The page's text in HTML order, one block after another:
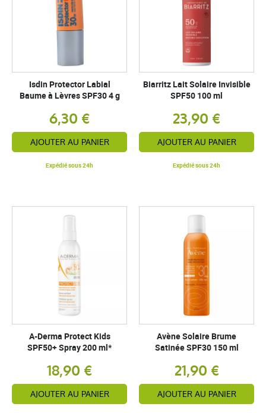
Isdin Protector Labial
Baume à Lèvres SPF30 4 g
6,30 €
AJOUTER AU PANIER
Expédié sous 24h
Biarritz Lait Solaire Invisible
SPF50 100 ml
23,90 €
AJOUTER AU PANIER
Expédié sous 24h
A-Derma Protect Kids
SPF50+ Spray 200 ml*
18,90 €
AJOUTER AU PANIER
Avène Solaire Brume
Satinée SPF30 150 ml
21,90 €
AJOUTER AU PANIER